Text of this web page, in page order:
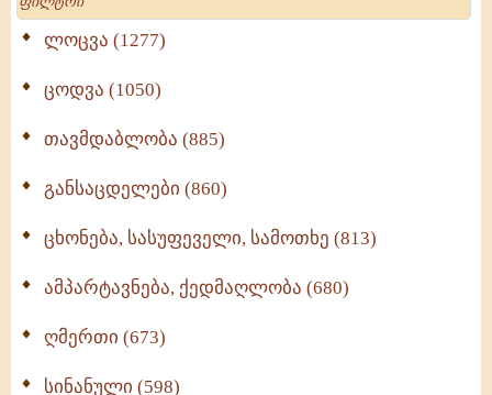
ლოცვა (1277)
ცოდვა (1050)
თავმდაბლობა (885)
განსაცდელები (860)
ცხონება, სასუფეველი, სამოთხე (813)
ამპარტავნება, ქედმაღლობა (680)
ღმერთი (673)
სინანული (598)